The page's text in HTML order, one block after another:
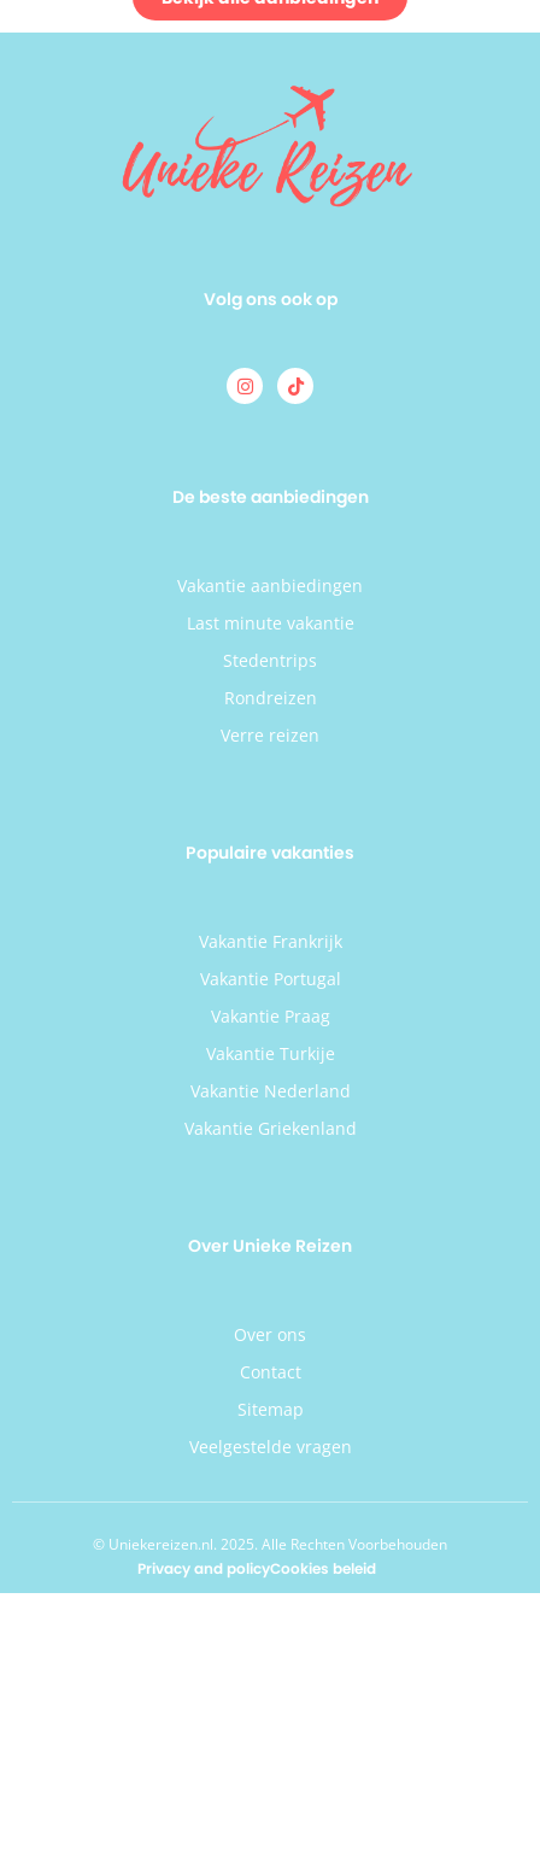
Volg ons ook op
De beste aanbiedingen
Vakantie aanbiedingen
Last minute vakantie
Stedentrips
Rondreizen
Verre reizen
Populaire vakanties
Vakantie Frankrijk
Vakantie Portugal
Vakantie Praag
Vakantie Turkije
Vakantie Nederland
Vakantie Griekenland
Over Unieke Reizen
Over ons
Contact
Sitemap
Veelgestelde vragen
© Uniekereizen.nl. 2025. Alle Rechten Voorbehouden
Privacy and policyCookies beleid